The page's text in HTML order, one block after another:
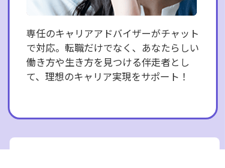
専任のキャリアアドバイザーがチャット
で対応。転職だけでなく、あなたらしい
働き方や生き方を見つける伴走者とし
て、理想のキャリア実現をサポート！